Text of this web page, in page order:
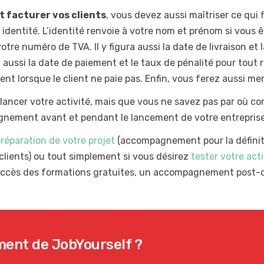
facturer vos clients, vous devez aussi maîtriser ce
L’identité renvoie à votre nom et prénom si vous
numéro de TVA. Il y figura aussi la date de livraison
aussi la date de paiement et le taux de pénalité pour
lorsque le client ne paie pas. Enfin, vous ferez aussi
votre activité, mais que vous ne savez pas par où
avant et pendant le lancement de votre
de votre projet (accompagnement pour la
ou tout simplement si vous désirez tester votre
des formations gratuites, un accompagnement
de JobYourself ?